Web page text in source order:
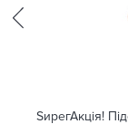
ЅирегАкція!